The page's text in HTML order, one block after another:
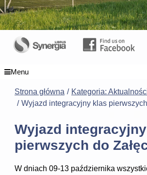
Menu
Strona główna
Kategoria:
Wyjazd integracyjny klas
Wyjazd
pierwszych do
W dniach 09-13 października